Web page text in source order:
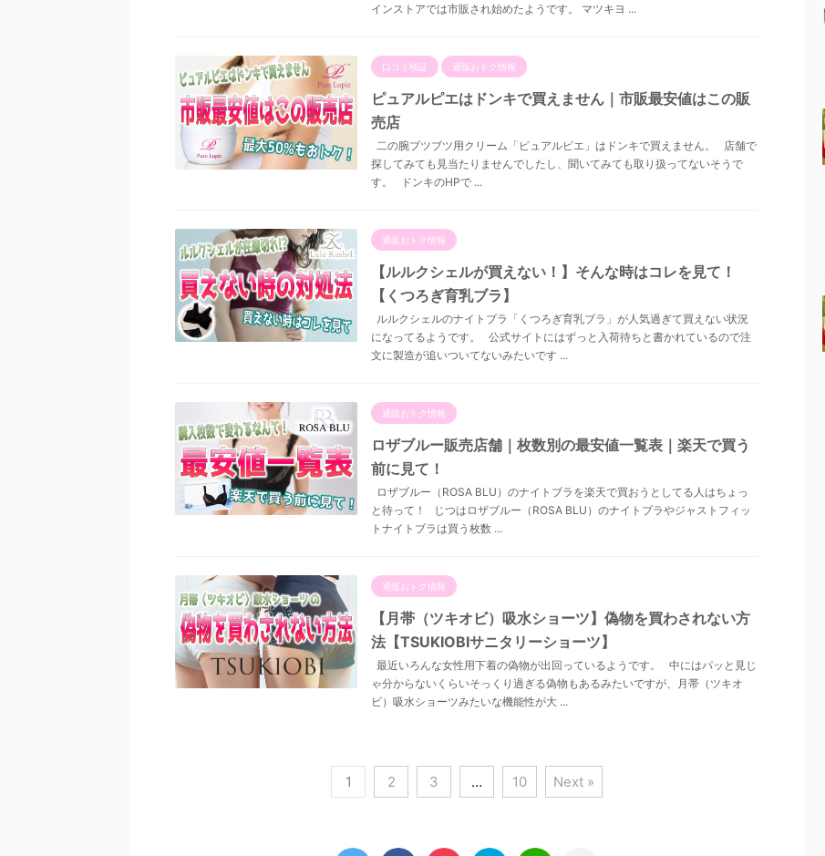
インストアでは市販され始めたようです。 マツキヨ ...
口コミ検証 通販おトク情報
ピュアルピエはドンキで買えません｜市販最安値はこの販
売店
二の腕ブツブツ用クリーム「ピュアルピエ」はドンキで買えません。 店舗で
探してみても見当たりませんでしたし、聞いてみても取り扱ってないそうで
す。 ドンキのHPで ...
通販おトク情報
【ルルクシェルが買えない！】そんな時はコレを見て！
【くつろぎ育乳ブラ】
ルルクシェルのナイトブラ「くつろぎ育乳ブラ」が人気過ぎて買えない状況
になってるようです。 公式サイトにはずっと入荷待ちと書かれているので注
文に製造が追いついてないみたいです ...
通販おトク情報
ロザブルー販売店舗｜枚数別の最安値一覧表｜楽天で買う
前に見て！
ロザブルー（ROSA BLU）のナイトブラを楽天で買おうとしてる人はちょっ
と待って！ じつはロザブルー（ROSA BLU）のナイトブラやジャストフィッ
トナイトブラは買う枚数 ...
通販おトク情報
【月帯（ツキオビ）吸水ショーツ】偽物を買わされない方
法【TSUKIOBIサニタリーショーツ】
最近いろんな女性用下着の偽物が出回っているようです。 中にはパッと見じ
ゃ分からないくらいそっくり過ぎる偽物もあるみたいですが、月帯（ツキオ
ビ）吸水ショーツみたいな機能性が大 ...
1 2 3 … 10 Next »